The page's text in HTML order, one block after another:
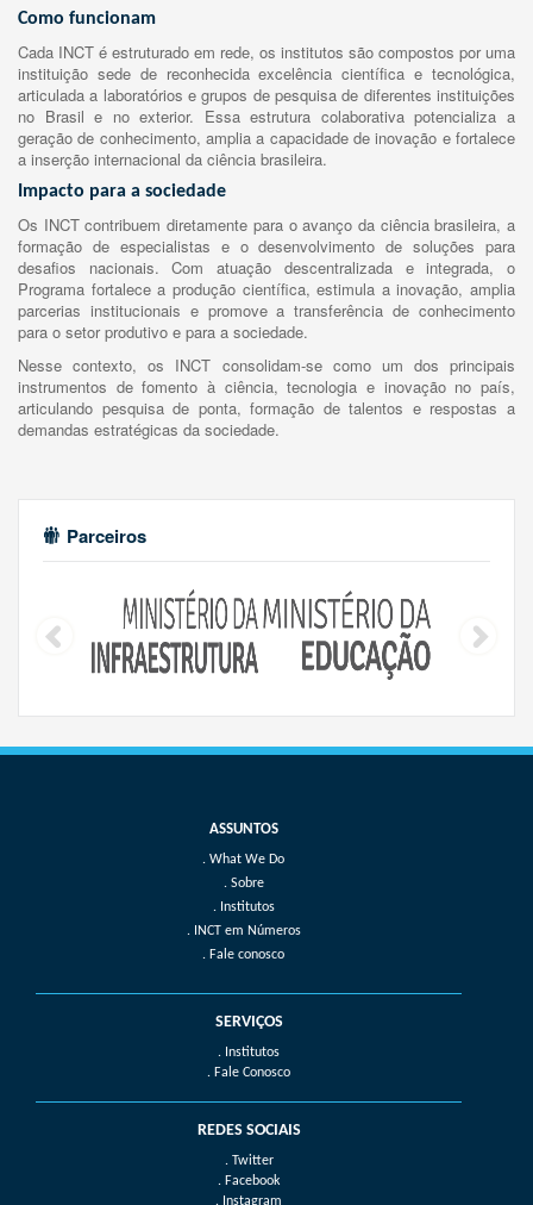
Como funcionam
Cada INCT é estruturado em rede, os institutos são compostos por uma
instituição sede de reconhecida excelência científica e tecnológica,
articulada a laboratórios e grupos de pesquisa de diferentes instituições
no Brasil e no exterior. Essa estrutura colaborativa potencializa a
geração de conhecimento, amplia a capacidade de inovação e fortalece
a inserção internacional da ciência brasileira.
Impacto para a sociedade
Os INCT contribuem diretamente para o avanço da ciência brasileira, a
formação de especialistas e o desenvolvimento de soluções para
desafios nacionais. Com atuação descentralizada e integrada, o
Programa fortalece a produção científica, estimula a inovação, amplia
parcerias institucionais e promove a transferência de conhecimento
para o setor produtivo e para a sociedade.
Nesse contexto, os INCT consolidam-se como um dos principais
instrumentos de fomento à ciência, tecnologia e inovação no país,
articulando pesquisa de ponta, formação de talentos e respostas a
demandas estratégicas da sociedade.
Parceiros
What We Do
Sobre
Institutos
INCT em Números
Fale conosco
SERVIÇOS
. Institutos
. Fale Conosco
REDES SOCIAIS
. Twitter
. Facebook
. Instagram